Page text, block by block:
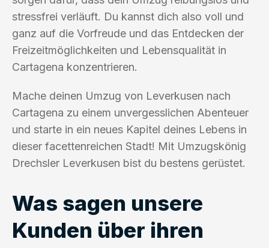
stressfrei verläuft. Du kannst dich also voll und
ganz auf die Vorfreude und das Entdecken der
Freizeitmöglichkeiten und Lebensqualität in
Cartagena konzentrieren.
Mache deinen Umzug von Leverkusen nach
Cartagena zu einem unvergesslichen Abenteuer
und starte in ein neues Kapitel deines Lebens in
dieser facettenreichen Stadt! Mit Umzugskönig
Drechsler Leverkusen bist du bestens gerüstet.
Was sagen unsere
Kunden über ihren